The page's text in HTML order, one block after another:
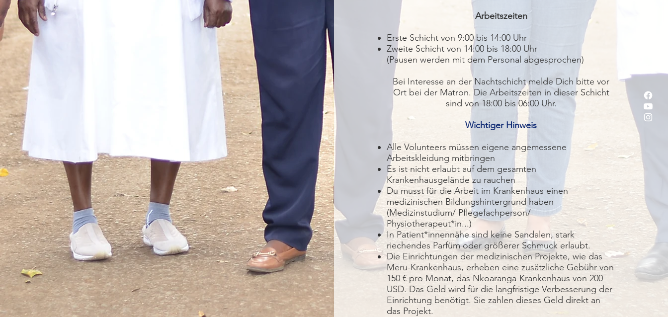
Arbeitszeiten
Erste Schicht von 9:00 bis 14:00 Uhr
Zweite Schicht von 14:00 bis 18:00 Uhr
(Pausen werden mit dem Personal abgesprochen)
Bei Interesse an der Nachtschicht melde Dich bitte vor
Ort bei der Matron. Die Arbeitszeiten in dieser Schicht
sind von 18:00 bis 06:00 Uhr.
Wichtiger Hinweis
Alle Volunteers müssen eigene angemessene
Arbeitskleidung mitbringen
Es ist nicht erlaubt auf dem gesamten
Krankenhausgelände zu rauchen
Du musst für die Arbeit im Krankenhaus einen
medizinischen Bildungshintergrund haben
(Medizinstudium/ Pflegefachperson/
Physiotherapeut*in...)
In Patient*innennähe sind keine Sandalen, stark
riechendes Parfüm oder größerer Schmuck erlaubt.
Die Einrichtungen der medizinischen Projekte, wie das
Meru-Krankenhaus, erheben eine zusätzliche Gebühr von
150 € pro Monat, das Nkoaranga-Krankenhaus von 200
USD. Das Geld wird für die langfristige Verbesserung der
Einrichtung benötigt. Sie zahlen dieses Geld direkt an
das Projekt.